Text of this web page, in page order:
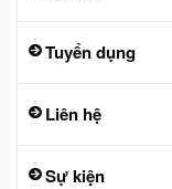
Tuyển dụng
Liên hệ
Sự kiện